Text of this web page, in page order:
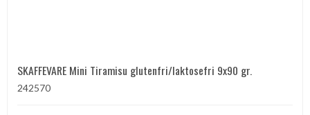
SKAFFEVARE Mini Tiramisu glutenfri/laktosefri 9x90 gr.
242570